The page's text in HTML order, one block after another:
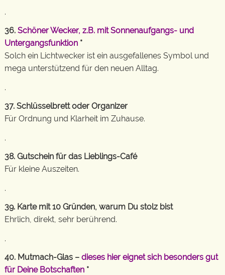
.
36. Schöner Wecker, z.B. mit Sonnenaufgangs- und
Untergangsfunktion *
Solch ein Lichtwecker ist ein ausgefallenes Symbol und
mega unterstützend für den neuen Alltag.
.
37. Schlüsselbrett oder Organizer
Für Ordnung und Klarheit im Zuhause.
.
38. Gutschein für das Lieblings-Café
Für kleine Auszeiten.
.
39. Karte mit 10 Gründen, warum Du stolz bist
Ehrlich, direkt, sehr berührend.
.
40. Mutmach-Glas – dieses hier eignet sich besonders gut
für Deine Botschaften *